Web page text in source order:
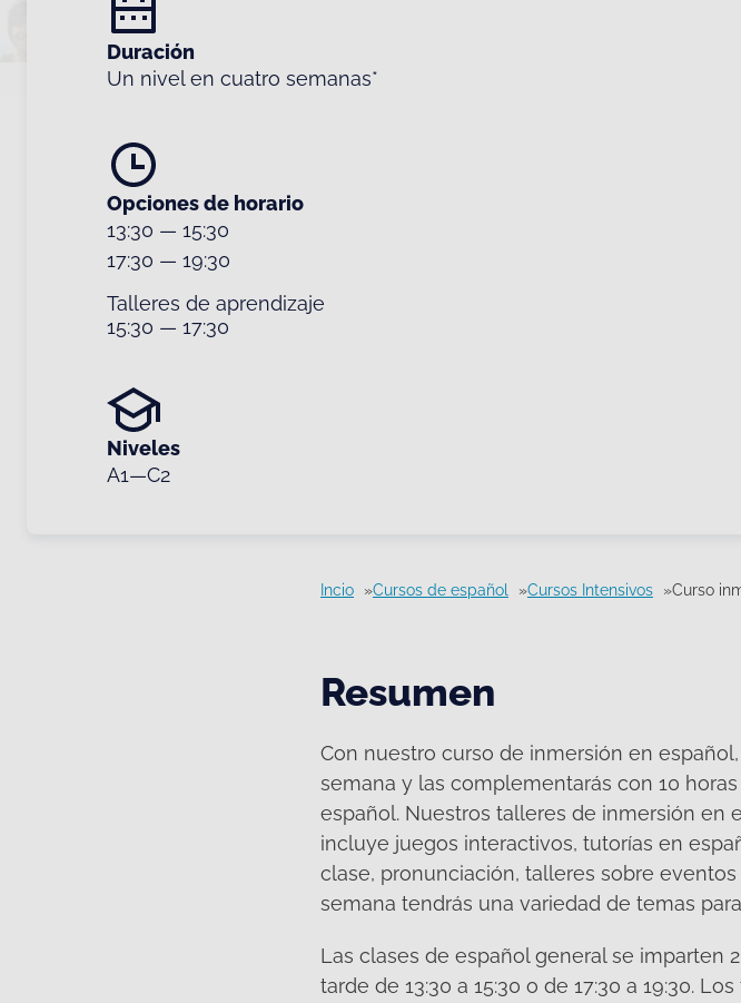
Duración
Un nivel en cuatro semanas*
Opciones de horario
13:30 — 15:30
17:30 — 19:30
Talleres de aprendizaje
15:30 — 17:30
Niveles
A1—C2
Incio Cursos de español Cursos Intensivos Curso
Resumen
Con nuestro curso de inmersión en
semana y las complementarás con 10
español. Nuestros talleres de inmersión en
incluye juegos interactivos, tutorías en
clase, pronunciación, talleres sobre
semana tendrás una variedad de temas
Las clases de español general se imparten
tarde de 13:30 a 15:30 o de 17:30 a 19:30.